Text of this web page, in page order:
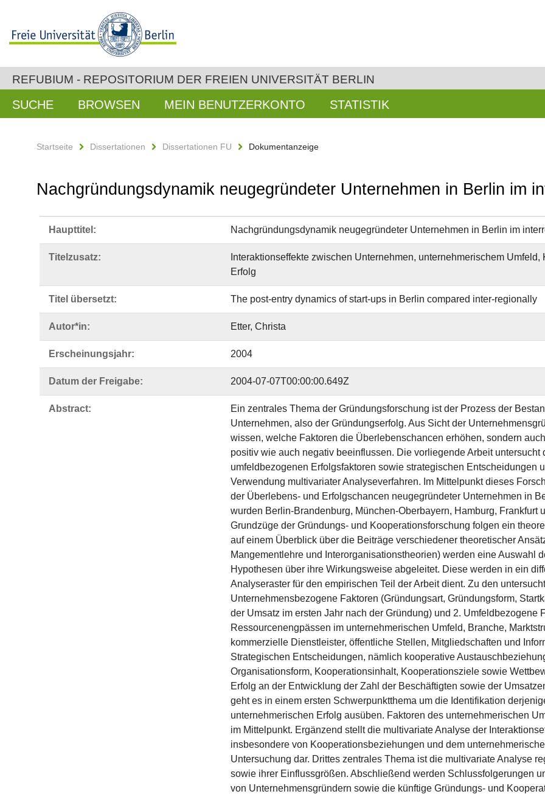
REFUBIUM - REPOSITORIUM DER FREIEN UNIVERSITÄT BERLIN
SUCHE BROWSEN MEIN BENUTZERKONTO STATISTIK
Startseite Dissertationen Dissertationen FU Dokumentanzeige
Nachgründungsdynamik neugegründeter Unternehmen in Berlin im
Haupttitel: Nachgründungsdynamik neugegründeter Unternehmen in Berlin im
Titelzusatz:
Interaktionseffekte zwischen Unternehmen, unternehmerischem
Erfolg
Titel übersetzt: The post-entry dynamics of start-ups in Berlin compared inter-regionally
Autor*in: Etter, Christa
Erscheinungsjahr: 2004
Datum der Freigabe: 2004-07-07T00:00:00.649Z
Abstract:
Ein zentrales Thema der Gründungsforschung ist der Prozess der
Unternehmen, also der Gründungserfolg. Aus Sicht der
wissen, welche Faktoren die Überlebenschancen erhöhen, sondern
positiv wie auch negativ beeinflussen. Die vorliegende Arbeit
umfeldbezogenen Erfolgsfaktoren sowie strategischen Entscheidungen
Verwendung multivariater Analyseverfahren. Im Mittelpunkt dieses
der Überlebens- und Erfolgschancen neugegründeter Unternehmen in
wurden Berlin-Brandenburg, München-Oberbayern, Hamburg, Frankfurt
Grundzüge der Gründungs- und Kooperationsforschung folgen ein
auf einem Überblick über die Beiträge verschiedener theoretischer
Mangementlehre und Interorganisationstheorien) werden eine Auswahl
Hypothesen über ihre Wirkungsweise abgeleitet. Diese werden in ein
Analyseraster für den empirischen Teil der Arbeit dient. Zu den
Unternehmensbezogene Faktoren (Gründungsart, Gründungsform,
der Umsatz im ersten Jahr nach der Gründung) und 2. Umfeldbezogene
Ressourcenengpässen im unternehmerischen Umfeld, Branche,
kommerzielle Dienstleister, öffentliche Stellen, Mitgliedschaften und
Strategischen Entscheidungen, nämlich kooperative
Organisationsform, Kooperationsinhalt, Kooperationsziele sowie
Erfolg an der Entwicklung der Zahl der Beschäftigten sowie der
geht es in einem ersten Schwerpunktthema um die Identifikation
unternehmerischen Erfolg ausüben. Faktoren des unternehmerischen
im Mittelpunkt. Ergänzend stellt die multivariate Analyse der
insbesondere von Kooperationsbeziehungen und dem
Untersuchung dar. Drittes zentrales Thema ist die multivariate Analyse
sowie ihrer Einflussgrößen. Abschließend werden Schlussfolgerungen
von Unternehmensgründern sowie die künftige Gründungs- und